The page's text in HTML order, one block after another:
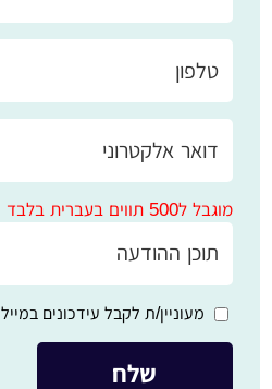
מוגבל ל500 תווים בעברית בלבד
מעוניין/ת לקבל עידכונים במייל